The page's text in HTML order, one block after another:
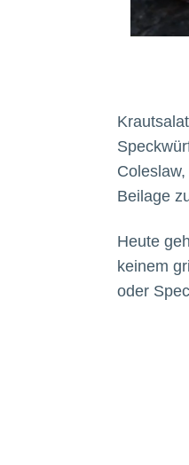
Beilage
Heute
keinem
oder